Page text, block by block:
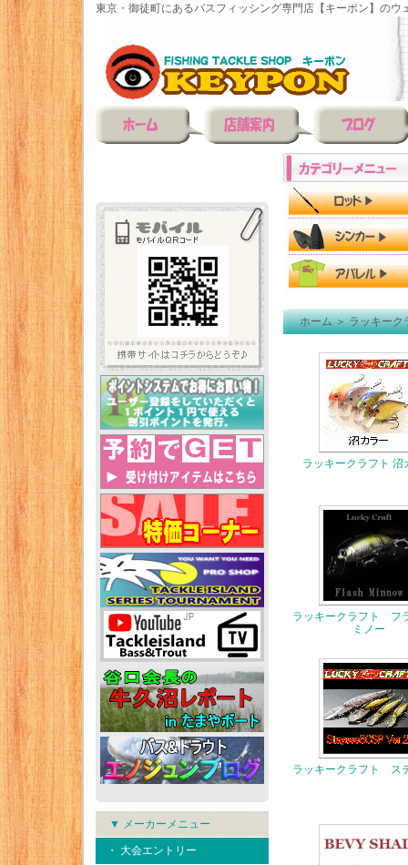
東京・御徒町にあるバスフィッシング専門店【キーポン】のウ
▼ メーカーメニュー
・ 大会エントリー
ホーム＞ラッキーク
ラッキークラフト 沼
ラッキークラフト フ
ミノー
ラッキークラフト ス